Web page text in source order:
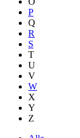
P
Q
R
S
T
U
V
W
X
Y
Z